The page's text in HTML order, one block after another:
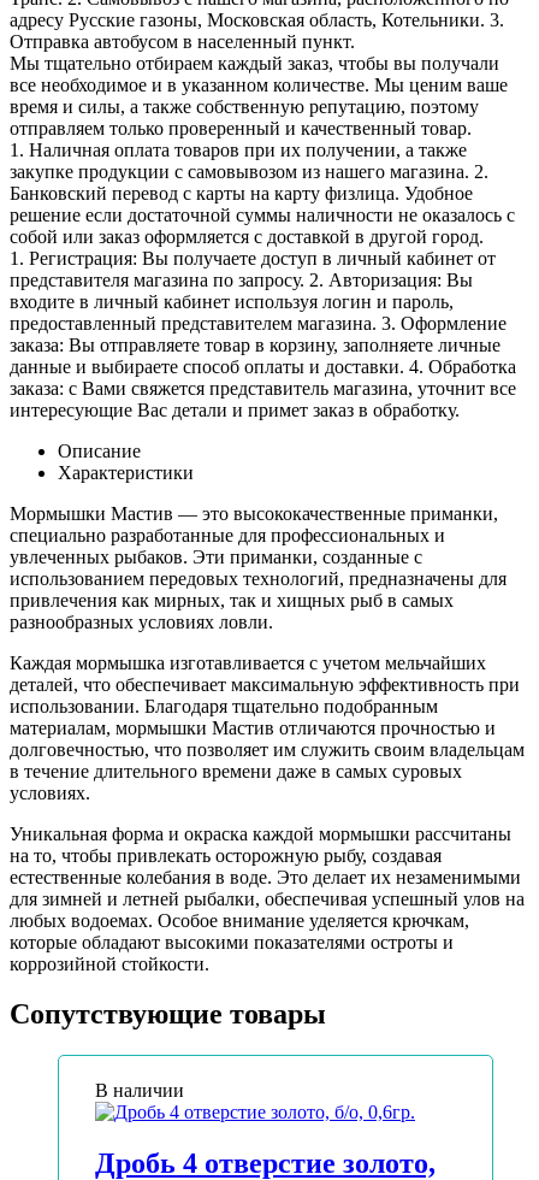
адресу Русские газоны, Московская область, Котельники. 3.
Отправка автобусом в населенный пункт.
Мы тщательно отбираем каждый заказ, чтобы вы получали
все необходимое и в указанном количестве. Мы ценим ваше
время и силы, а также собственную репутацию, поэтому
отправляем только проверенный и качественный товар.
1. Наличная оплата товаров при их получении, а также
закупке продукции с самовывозом из нашего магазина. 2.
Банковский перевод с карты на карту физлица. Удобное
решение если достаточной суммы наличности не оказалось с
собой или заказ оформляется с доставкой в другой город.
1. Регистрация: Вы получаете доступ в личный кабинет от
представителя магазина по запросу. 2. Авторизация: Вы
входите в личный кабинет используя логин и пароль,
предоставленный представителем магазина. 3. Оформление
заказа: Вы отправляете товар в корзину, заполняете личные
данные и выбираете способ оплаты и доставки. 4. Обработка
заказа: с Вами свяжется представитель магазина, уточнит все
интересующие Вас детали и примет заказ в обработку.
Описание
Характеристики
Мормышки Мастив — это высококачественные приманки,
специально разработанные для профессиональных и
увлеченных рыбаков. Эти приманки, созданные с
использованием передовых технологий, предназначены для
привлечения как мирных, так и хищных рыб в самых
разнообразных условиях ловли.
Каждая мормышка изготавливается с учетом мельчайших
деталей, что обеспечивает максимальную эффективность при
использовании. Благодаря тщательно подобранным
материалам, мормышки Мастив отличаются прочностью и
долговечностью, что позволяет им служить своим владельцам
в течение длительного времени даже в самых суровых
условиях.
Уникальная форма и окраска каждой мормышки рассчитаны
на то, чтобы привлекать осторожную рыбу, создавая
естественные колебания в воде. Это делает их незаменимыми
для зимней и летней рыбалки, обеспечивая успешный улов на
любых водоемах. Особое внимание уделяется крючкам,
которые обладают высокими показателями остроты и
коррозийной стойкости.
Сопутствующие товары
В наличии
Дробь 4 отверстие золото,